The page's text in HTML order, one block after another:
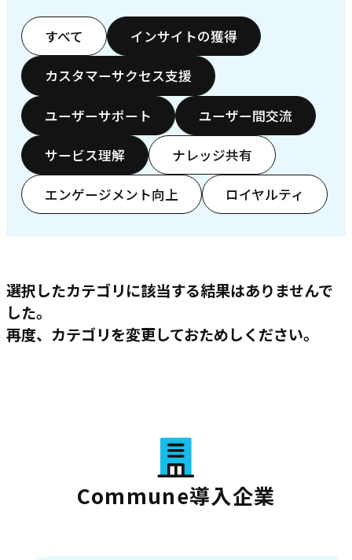
すべて インサイトの獲得
カスタマーサクセス支援
ユーザーサポート ユーザー間交流
サービス理解 ナレッジ共有
エンゲージメント向上 ロイヤルティ
選択したカテゴリに該当する結果はありませんで
した。
再度、カテゴリを変更しておためしください。
Commune導入企業